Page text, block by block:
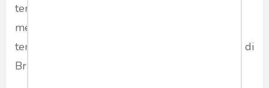
terdalam mereka capai adalah sedalam 174
meter. Yaitu pada pria yang sudah hilang
tenggelam selama 29 tahun di Danau Francois di
British Columbia, Kanada.